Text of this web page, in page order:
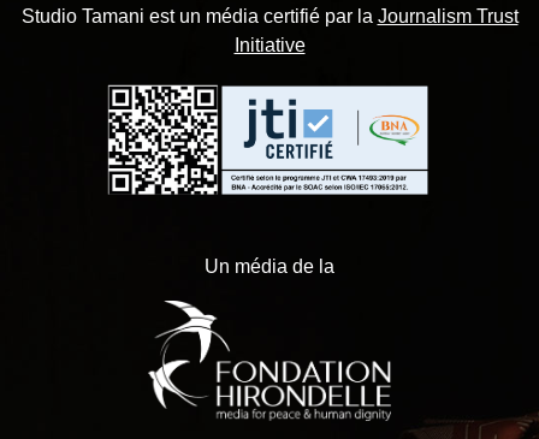
Studio Tamani est un média certifié par la Journalism Trust
Initiative
Un média de la